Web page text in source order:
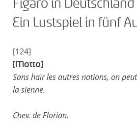
Figaro in Deutschland
Ein Lustspiel in fünf
[124]
[Motto]
Sans haïr les autres nations, on
la sienne.
Chev. de Florian.